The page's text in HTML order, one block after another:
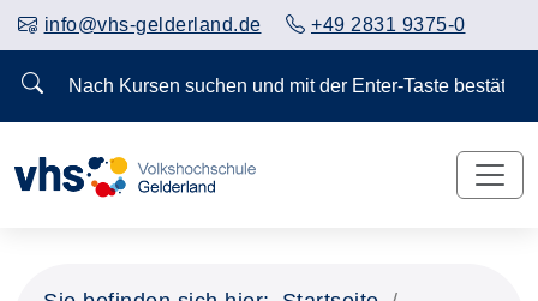
info@vhs-gelderland.de +49 2831 9375-0
Nach Kursen suchen und mit der Enter-Taste